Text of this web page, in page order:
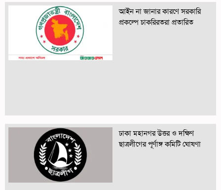
আইন না জানার কারণে সরকারি
প্রকল্পে চাকরিরতরা প্রতারিত
ঢাকা মহানগর উত্তর ও দক্ষিণ
ছাত্রলীগের পূর্ণাঙ্গ কমিটি ঘোষণা